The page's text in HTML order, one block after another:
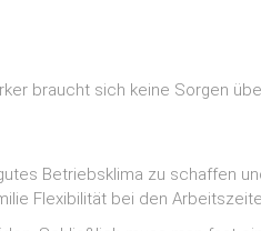
braucht sich keine Sorgen
Betriebsklima zu schaffen
Flexibilität bei den